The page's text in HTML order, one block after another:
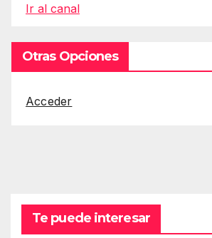
Ir al canal
Otras Opciones
Acceder
Te puede interesar